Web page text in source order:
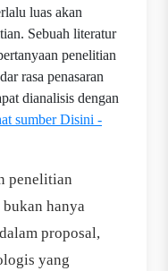
luas akan
Sebuah literatur
penelitian
rasa penasaran
dianalisis dengan
sumber Disini -
penelitian
bukan hanya
proposal,
yang